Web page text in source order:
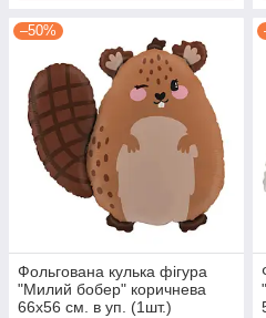
–50%
Фольгована кулька фігура
"Милий бобер" коричнева
66х56 см. в уп. (1шт.)